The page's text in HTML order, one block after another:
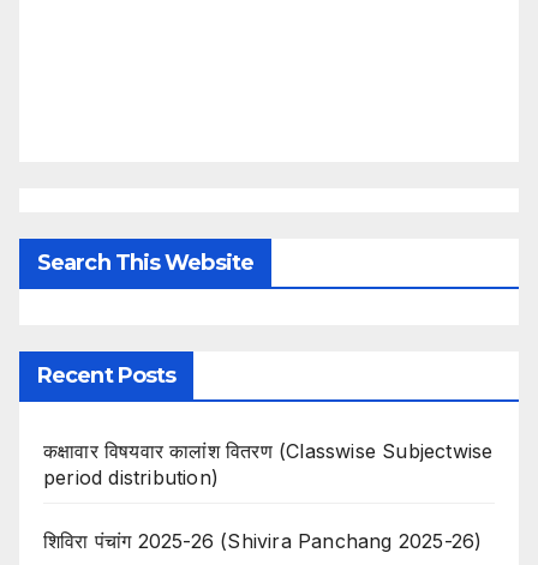
Search This Website
Recent Posts
कक्षावार विषयवार कालांश वितरण (Classwise Subjectwise
period distribution)
शिविरा पंचांग 2025-26 (Shivira Panchang 2025-26)